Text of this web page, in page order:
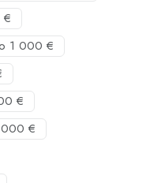
€
1 000 €
€
000 €